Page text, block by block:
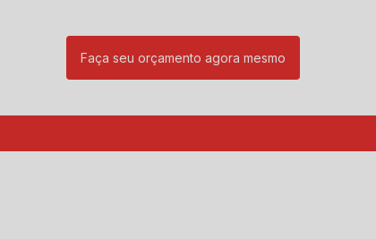
Faça seu orçamento agora mesmo